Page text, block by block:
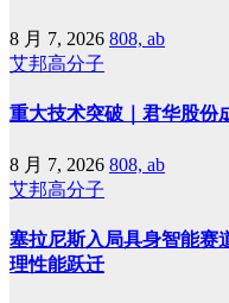
8 月 7, 2026 808, ab
艾邦高分子
重大技术突破｜君华股份
8 月 7, 2026 808, ab
艾邦高分子
塞拉尼斯入局具身智能赛
理性能跃迁